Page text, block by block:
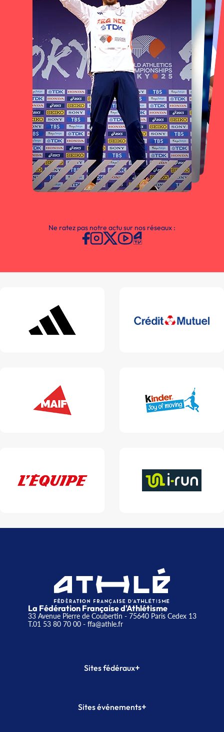
Ne ratez pas notre actu sur nos réseaux :
La Fédération Française d'Athlétisme
33 Avenue Pierre de Coubertin - 75640 Paris Cedex 13
T.01 53 80 70 00- ffa@athle.fr
Sites fédéraux+
Plateforme Formation
Sites événements+